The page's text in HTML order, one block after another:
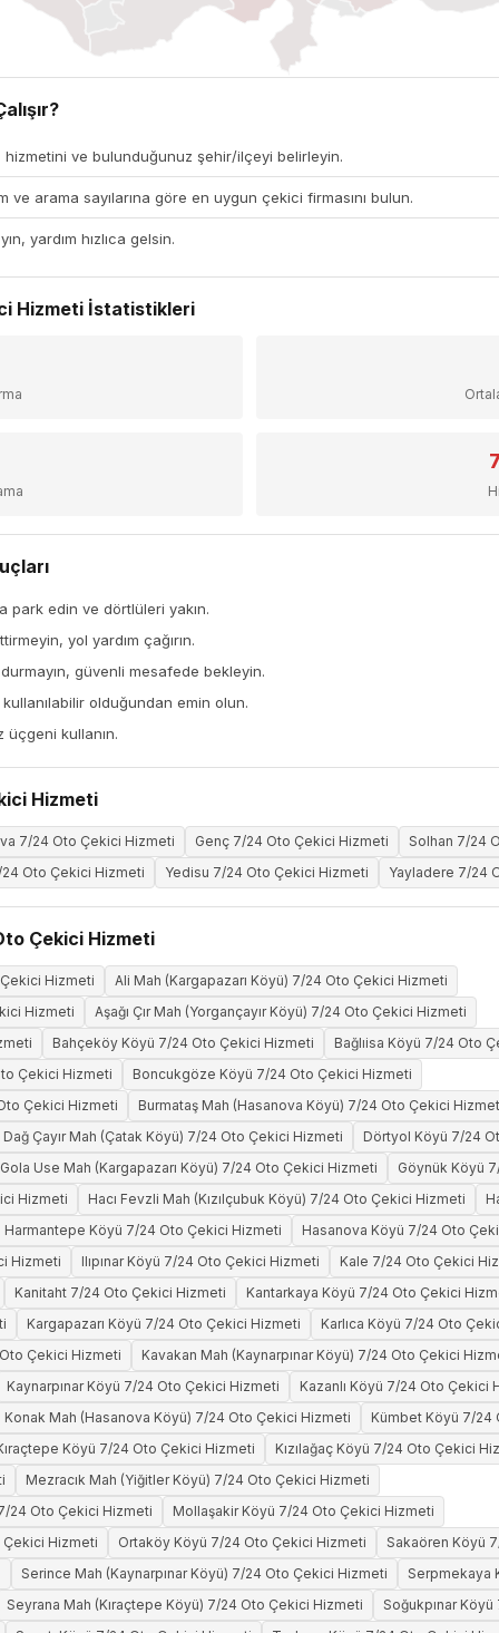
ve bulunduğunuz şehir/ilçeyi belirleyin.
ve arama sayılarına göre en uygun çekici firmasını bulun.
yardım hızlıca gelsin.
Hizmeti İstatistikleri
park edin ve dörtlüleri yakın.
yol yardım çağırın.
güvenli mesafede bekleyin.
olduğundan emin olun.
kullanın.
Hizmeti
7/24 Oto Çekici Hizmeti Genç 7/24 Oto Çekici Hizmeti
Solhan 7/24
24 Oto Çekici Hizmeti
Yedisu 7/24 Oto Çekici Hizmeti Yayladere 7/24
Çekici Hizmeti
Hizmeti
Ali Mah (Kargapazarı Köyü) 7/24 Oto Çekici Hizmeti
Hizmeti
Aşağı Çır Mah (Yorgançayır Köyü) 7/24 Oto Çekici Hizmeti
Bahçeköy Köyü 7/24 Oto Çekici Hizmeti
Bağlıisa Köyü 7/24 Oto
Çekici Hizmeti
Boncukgöze Köyü 7/24 Oto Çekici Hizmeti
Çekici Hizmeti
Burmataş Mah (Hasanova Köyü) 7/24 Oto Çekici
Dağ Çayır Mah (Çatak Köyü) 7/24 Oto Çekici Hizmeti
Dörtyol Köyü 7/24
Gola Use Mah (Kargapazarı Köyü) 7/24 Oto Çekici Hizmeti
Göynük Köyü
Hizmeti
Hacı Fevzli Mah (Kızılçubuk Köyü) 7/24 Oto Çekici Hizmeti
Harmantepe Köyü 7/24 Oto Çekici Hizmeti
Hasanova Köyü 7/24 Oto
Hizmeti
Ilıpınar Köyü 7/24 Oto Çekici Hizmeti
Kale 7/24 Oto Çekici
Kanitaht 7/24 Oto Çekici Hizmeti
Kantarkaya Köyü 7/24 Oto Çekici
Kargapazarı Köyü 7/24 Oto Çekici Hizmeti
Karlıca Köyü 7/24 Oto
Çekici Hizmeti
Kavakan Mah (Kaynarpınar Köyü) 7/24 Oto Çekici
Kaynarpınar Köyü 7/24 Oto Çekici Hizmeti
Kazanlı Köyü 7/24 Oto Çekici
Konak Mah (Hasanova Köyü) 7/24 Oto Çekici Hizmeti
Kümbet Köyü 7/24
Köyü 7/24 Oto Çekici Hizmeti
Kızılağaç Köyü 7/24 Oto Çekici
Mezracık Mah (Yiğitler Köyü) 7/24 Oto Çekici Hizmeti
24 Oto Çekici Hizmeti
Mollaşakir Köyü 7/24 Oto Çekici Hizmeti
Çekici Hizmeti
Ortaköy Köyü 7/24 Oto Çekici Hizmeti
Sakaören Köyü
Serince Mah (Kaynarpınar Köyü) 7/24 Oto Çekici Hizmeti
Serpmekaya
Seyrana Mah (Kıraçtepe Köyü) 7/24 Oto Çekici Hizmeti
Soğukpınar